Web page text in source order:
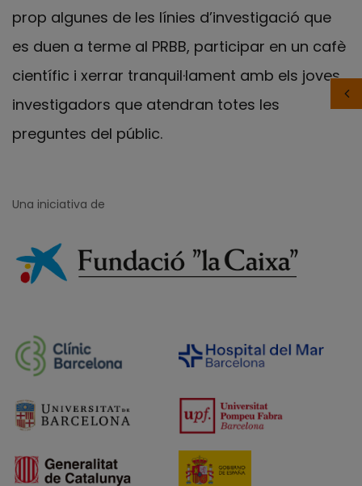
prop algunes de les línies d’investigació que
es duen a terme al PRBB, participar en un cafè
científic i xerrar tranquil·lament amb els joves
investigadors que atendran totes les
preguntes del públic.
Una iniciativa de